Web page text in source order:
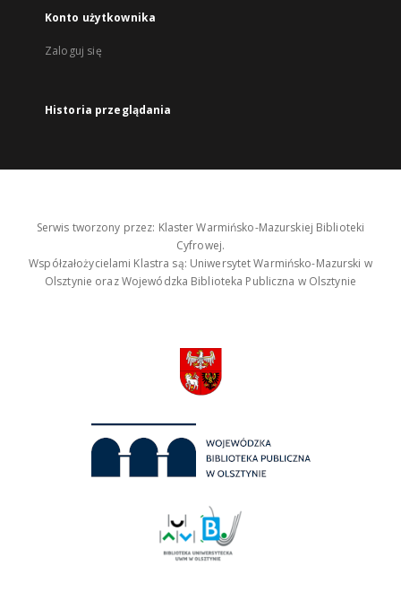
Konto użytkownika
Zaloguj się
Historia przeglądania
Serwis tworzony przez: Klaster Warmińsko-Mazurskiej Biblioteki
Cyfrowej.
Współzałożycielami Klastra są: Uniwersytet Warmińsko-Mazurski w
Olsztynie oraz Wojewódzka Biblioteka Publiczna w Olsztynie